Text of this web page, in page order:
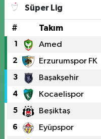
Süper Lig
# Takım
1 Amed
2 Erzurumspor FK
3 Başakşehir
4 Kocaelispor
5 Beşiktaş
6 Eyüpspor